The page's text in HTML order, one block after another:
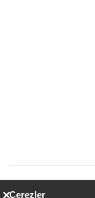
Çerezler